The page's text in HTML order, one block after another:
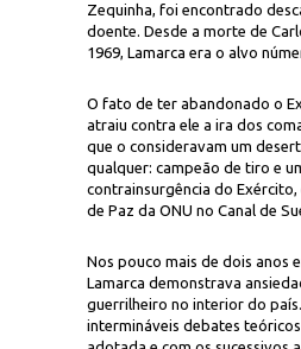
Zequinha, foi encontrado
doente. Desde a morte de
1969, Lamarca era o alvo
O fato de ter abandonado o
atraiu contra ele a ira dos
que o consideravam um
qualquer: campeão de tiro e
contrainsurgência do
de Paz da ONU no Canal de
Nos pouco mais de dois anos
Lamarca demonstrava
guerrilheiro no interior do
intermináveis debates
o Zequinha, assassinados no sertão